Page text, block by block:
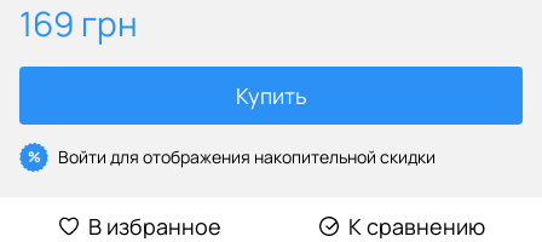
169 грн
Купить
% Войти для отображения накопительной скидки
В избранное К сравнению